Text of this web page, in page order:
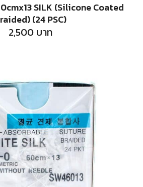
SILK (Silicone Coated
(24 PSC)
2,500บาท